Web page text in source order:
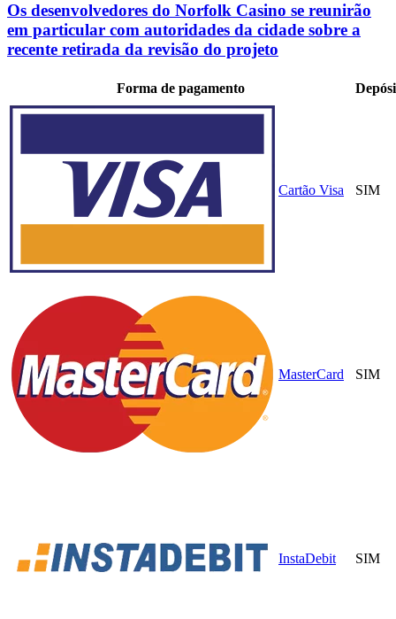
Os desenvolvedores do Norfolk Casino se reunirão
em particular com autoridades da cidade sobre a
recente retirada da revisão do projeto
Forma de pagamento
Cartão Visa SIM
MasterCard SIM
InstaDebit SIM